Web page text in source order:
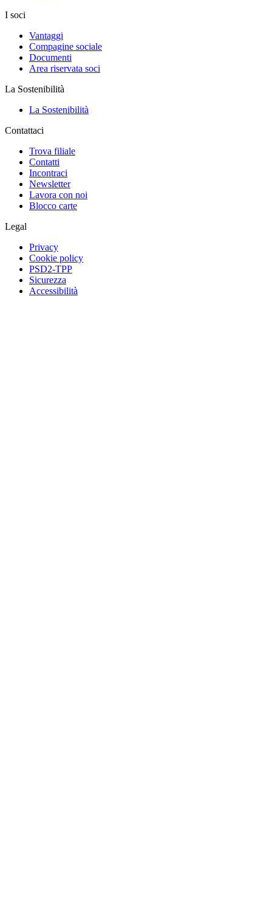
I soci
Vantaggi
Compagine sociale
Documenti
Area riservata soci
La Sostenibilità
La Sostenibilità
Contattaci
Trova filiale
Contatti
Incontraci
Newsletter
Lavora con noi
Blocco carte
Legal
Privacy
Cookie policy
PSD2-TPP
Sicurezza
Accessibilità